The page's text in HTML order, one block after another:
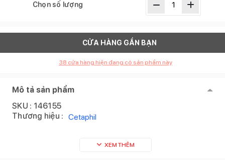
Chọn số lượng
CỬA HÀNG GẦN BẠN
38 cửa hàng hiện đang có sản phẩm này
Mô tả sản phẩm
SKU : 146155
Thương hiệu : Cetaphil
XEM THÊM